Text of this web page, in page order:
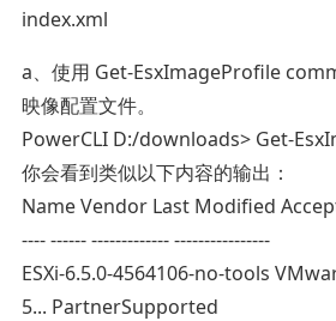
index.xml
a、使用 Get-EsxImageProfile
映像配置文件。
PowerCLI D:/downloads> Get-
你会看到类似以下内容的输出：
Name Vendor Last Modified
---- ------ ------------- ----------------
ESXi-6.5.0-4564106-no-tools
5... PartnerSupported